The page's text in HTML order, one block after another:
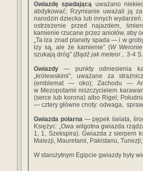
Gwiazdę spadającą uważano
abdykować; Rzymianie uważali ją
narodzin dziecka lub innych
ostrzeżenie przed najazdem,
kamienie rzucane przez aniołów, aby
„Ta łza znad planety spada — i w
łzy są, ale że kamienie” (W Weronie
szukają dróg” (Bądź jak meteor... 3-4
Gwiazdy— punkty odniesienia
„królewskimi”, uważane za
(emblemat — oko); Zachodu —
w Mezopotamii niszczycielem
(serce lub korona) albo Rigel;
— cztery główne cnoty: odwaga,
Gwiazda polarna— pępek świata,
Księżyc: „Owa wilgotna gwiazda
1, 1, Szekspira). Gwiazda z sierpem
Malezji, Mauretanii, Pakistanu,
W starożytnym Egipcie gwiazdy były